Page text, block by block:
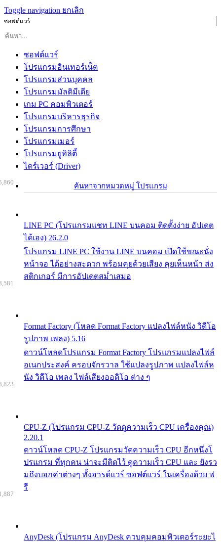
Toggle navigation ยกเลิก
ซอฟต์แวร์
ซอฟต์แวร์
โปรแกรมอินเทอร์เน็ต
โปรแกรมส่วนบุคคล
โปรแกรมมัลติมีเดีย
เกม PC คอมพิวเตอร์
โปรแกรมบริหารธุรกิจ
โปรแกรมการศึกษา
โปรแกรมเมอร์
โปรแกรมยูทิลิตี้
ไดร์เวอร์ (Driver)
ค้นหาจากหมวดหมู่ โปรแกรม
LINE PC (โปรแกรมแชท LINE บนคอม ติดตั้งง่าย อัปเดต
ได้เอง) 26.2.0
โปรแกรม LINE PC ใช้งาน LINE บนคอม เปิดใช้ขณะนั่ง
หน้าจอ ได้อย่างสะดวก พร้อมคุยด้วยเสียง คุยเห็นหน้า ส่ง
สติกเกอร์ มีการอัปเดตสม่ำเสมอ
Format Factory (โหลด Format Factory แปลงไฟล์หนัง วิดีโอ
รูปภาพ เพลง) 5.16
ดาวน์โหลดโปรแกรม Format Factory โปรแกรมแปลงไฟล์
อเนกประสงค์ ครอบจักรวาล ใช้แปลงรูปภาพ แปลงไฟล์ห
นัง วิดีโอ เพลง ไฟล์เสียงออดิโอ ต่าง ๆ
CPU-Z (โปรแกรม CPU-Z วัดดูความเร็ว CPU เครื่องคุณ)
2.20.1
ดาวน์โหลด CPU-Z โปรแกรมวัดความเร็ว CPU อีกหนึ่งโ
ปรแกรม ที่ทุกคน น่าจะมีติดไว้ ดูความเร็ว CPU และ ยังรว
มถึงบอกค่าต่างๆ ทั้งฮารด์แวร์ ซอฟต์แวร์ ในเครื่องด้วย ฟ
รี
AnyDesk (โปรแกรม AnyDesk ควบคุมคอมพิวเตอร์ระยะไ